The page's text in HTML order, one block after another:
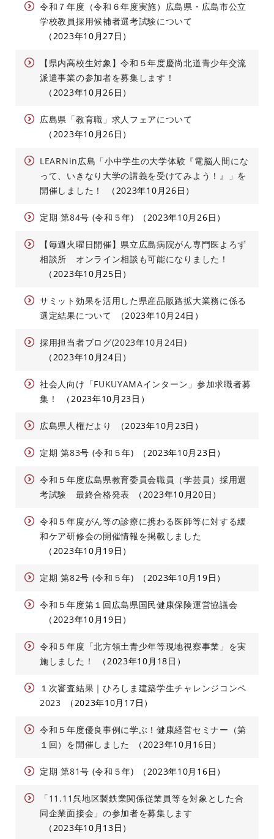
令和７年度（令和６年度実施）広島県・広島市公立
学校教員採用候補者選考試験について
2023年10月27日
【県内高校生対象】令和５年度慶尚北道青少年交流
派遣事業の参加者を募集します！
2023年10月26日
広島県「教育職」求人フェアについて
2023年10月26日
LEARNin広島「小中学生の大学体験『電脳人間にな
って、いきなり大学の講義を受けてみよう！』」を
開催しました！
2023年10月26日
定期 第84号 (令和５年) 2023年10月26日
【毎週火曜日開催】県立広島病院がん専門医よろず
相談所 オンライン相談も可能になりました！
2023年10月25日
サミット効果を活用した県産品販路拡大業務に係る
選定結果について
2023年10月24日
採用担当者ブログ(2023年10月24日)
2023年10月24日
社会人向け「FUKUYAMAインターン」参加求職者募
集！
2023年10月23日
広島県人権だより 2023年10月23日
定期 第83号 (令和５年) 2023年10月23日
令和５年度広島県教育委員会職員（学芸員）採用選
考試験 最終合格発表
2023年10月20日
令和５年度がん等の診療に携わる医師等に対する緩
和ケア研修会の開催情報を掲載しました
2023年10月19日
定期 第82号 (令和５年) 2023年10月19日
令和５年度第１回広島県国民健康保険運営協議会
2023年10月19日
令和５年度「北方領土青少年等現地視察事業」を実
施しました！
2023年10月18日
１次審査結果｜ひろしま建築学生チャレンジコンペ
2023
2023年10月17日
令和５年度優良事例に学ぶ！健康経営セミナー（第
１回）を開催しました
2023年10月16日
定期 第81号 (令和５年) 2023年10月16日
「11.11呉地区製鉄業関係従業員等を対象とした合
同企業面接会」の参加者を募集します
2023年10月13日